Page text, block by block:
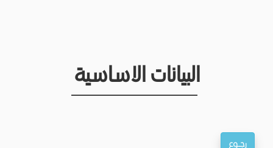
البيانات الاساسية